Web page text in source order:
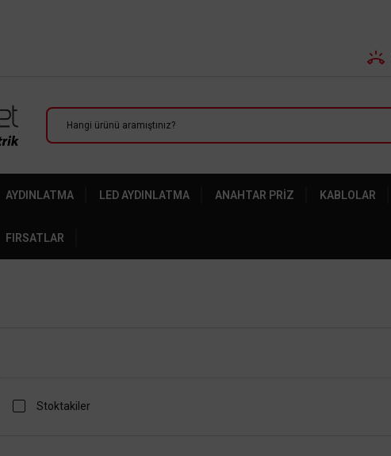
AYDINLATMA LED AYDINLATMA ANAHTAR PRIZ KABLOLAR
FIRSATLAR
Stoktakiler